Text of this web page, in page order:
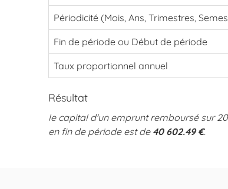
Périodicité (Mois, Ans, Trimestres,
Fin de période ou Début de période
Taux proportionnel annuel
Résultat
le capital d'un emprunt remboursé sur
en fin de période est de 40 602.49 €.